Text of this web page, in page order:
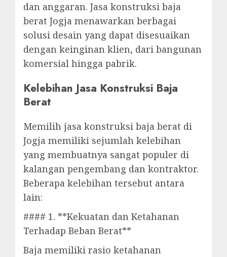
dan anggaran. Jasa konstruksi baja
berat Jogja menawarkan berbagai
solusi desain yang dapat disesuaikan
dengan keinginan klien, dari bangunan
komersial hingga pabrik.
Kelebihan Jasa Konstruksi Baja
Berat
Memilih jasa konstruksi baja berat di
Jogja memiliki sejumlah kelebihan
yang membuatnya sangat populer di
kalangan pengembang dan kontraktor.
Beberapa kelebihan tersebut antara
lain:
#### 1. **Kekuatan dan Ketahanan
Terhadap Beban Berat**
Baja memiliki rasio ketahanan